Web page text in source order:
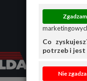
Co
potrzeb i jest